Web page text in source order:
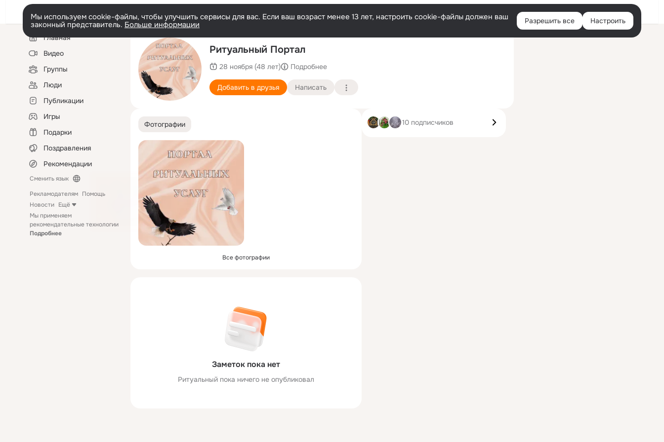
Войти
Мы используем cookie-файлы, чтобы улучшить сервисы для вас. Если ваш возраст менее 13 лет, настроить cookie-файлы должен ваш
законный представитель. Больше информации Разрешить все Настроить
Левая
колонкаГлавная
Видео
Группы
Люди
Публикации
Игры
Подарки
Поздравления
Рекомендации
Сменить язык
Рекламодателям Помощь
Новости Ещё
Мы применяем
рекомендательные технологии
Подробнее
Ритуальный Портал
28 ноября (48 лет) Подробнее
Добавить в друзья Написать
Фотографии
Все фотографии
Заметок пока нет
Ритуальный пока ничего не опубликовал
10 подписчиков